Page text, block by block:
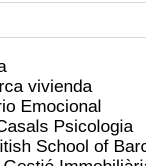
vivienda
Emocional
Psicologia
School of